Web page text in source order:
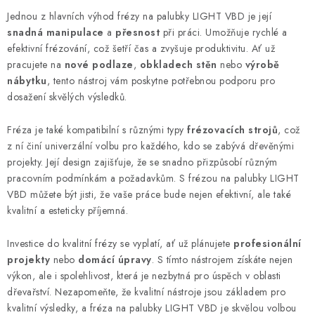
p
i
s
u
Jednou z hlavních výhod frézy na palubky LIGHT VBD je její
snadná manipulace a přesnost při práci. Umožňuje rychlé a
efektivní frézování, což šetří čas a zvyšuje produktivitu. Ať už
pracujete na nové podlaze, obkladech stěn nebo výrobě
nábytku, tento nástroj vám poskytne potřebnou podporu pro
dosažení skvělých výsledků.
Fréza je také kompatibilní s různými typy frézovacích strojů, což
z ní činí univerzální volbu pro každého, kdo se zabývá dřevěnými
projekty. Její design zajišťuje, že se snadno přizpůsobí různým
pracovním podmínkám a požadavkům. S frézou na palubky LIGHT
VBD můžete být jisti, že vaše práce bude nejen efektivní, ale také
kvalitní a esteticky příjemná.
Investice do kvalitní frézy se vyplatí, ať už plánujete profesionální
projekty nebo domácí úpravy. S tímto nástrojem získáte nejen
výkon, ale i spolehlivost, která je nezbytná pro úspěch v oblasti
dřevařství. Nezapomeňte, že kvalitní nástroje jsou základem pro
kvalitní výsledky, a fréza na palubky LIGHT VBD je skvělou volbou